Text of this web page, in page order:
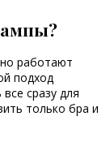
работают
подход
сразу для
только бра и